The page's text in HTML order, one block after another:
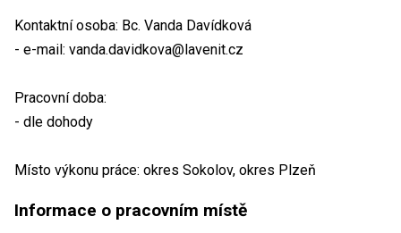
Kontaktní osoba: Bc. Vanda Davídková
- e-mail: vanda.davidkova@lavenit.cz
Pracovní doba:
- dle dohody
Místo výkonu práce: okres Sokolov, okres Plzeň
Informace o pracovním místě